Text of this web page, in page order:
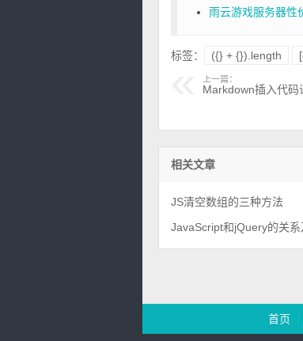
雨云游戏服务器性
标签： ({} + {}).length
上一篇：
Markdown插入代码
相关文章
JS清空数组的三种方法
JavaScript和jQuery的关系
首页